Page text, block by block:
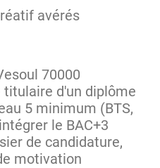
avérés
70000
titulaire d'un diplôme
5 minimum (BTS,
le BAC+3
de candidature,
motivation